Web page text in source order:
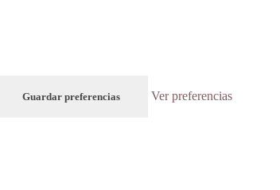
Guardar preferencias Ver preferencias